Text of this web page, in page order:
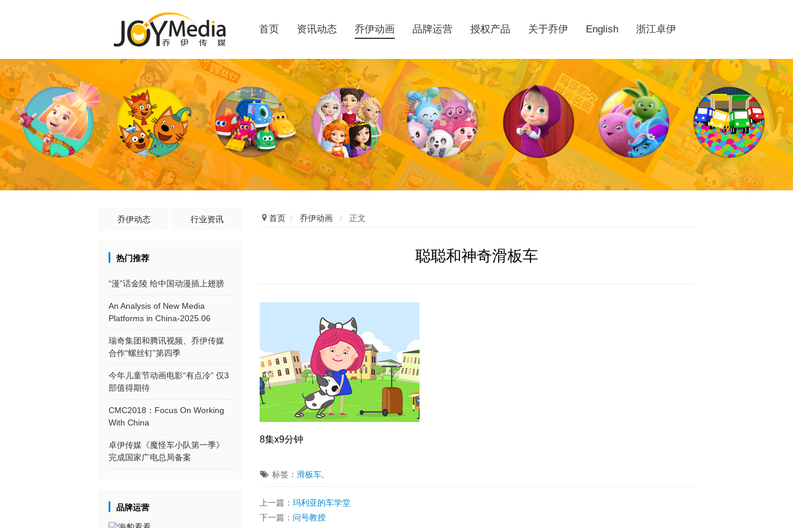
首页 资讯动态 乔伊动画 品牌运营 授权产品 关于乔伊 English 浙江卓伊
乔伊动态 行业资讯
热门推荐
“漫”话金陵 给中国动漫插上翅膀
An Analysis of New Media
Platforms in China-2025.06
瑞奇集团和腾讯视频、乔伊传媒
合作“螺丝钉”第四季
今年儿童节动画电影“有点冷” 仅3
部值得期待
CMC2018：Focus On Working
With China
卓伊传媒《魔怪车小队第一季》
完成国家广电总局备案
品牌运营
首页 / 乔伊动画 / 正文
聪聪和神奇滑板车
8集x9分钟
 标签：滑板车,
上一篇：玛利亚的车学堂
下一篇： 问号教授